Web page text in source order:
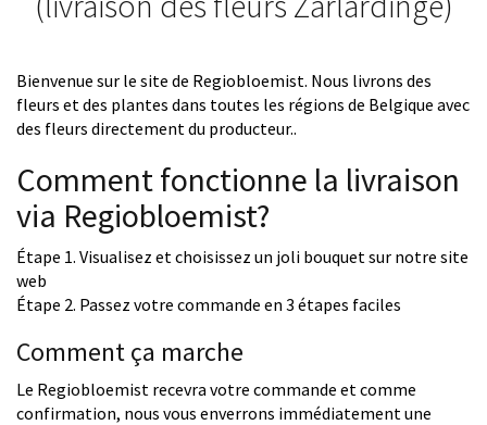
Bienvenue sur le site de Regiobloemist. Nous livrons des
fleurs et des plantes dans toutes les régions de Belgique avec
des fleurs directement du producteur..
Comment fonctionne la livraison
via Regiobloemist?
Étape 1. Visualisez et choisissez un joli bouquet sur notre site
web
Étape 2. Passez votre commande en 3 étapes faciles
Comment ça marche
Le Regiobloemist recevra votre commande et comme
confirmation, nous vous enverrons immédiatement une